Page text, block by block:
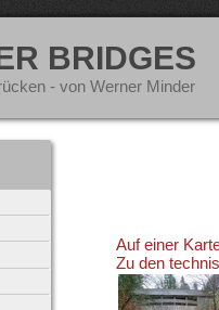
BRIDGES
- von Werner Minder
Auf einer
Zu den